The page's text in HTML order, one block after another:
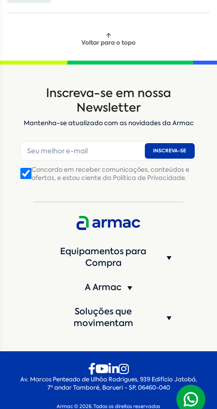
Voltar para o topo
Inscreva-se em nossa
Newsletter
Mantenha-se atualizado com as novidades da Armac
INSCREVA-SE
Concordo em receber comunicações, conteúdos e
ofertas, e estou ciente da Política de Privacidade.
Equipamentos para
Compra
A Armac
Soluções que
movimentam
Av. Marcos Penteado de Ulhôa Rodrigues, 939 Edifício Jatobá,
7º andar Tamboré, Barueri - SP, 06460-040
Armac © 2026. Todos os direitos reservados
Locação Compra de seminovos
E-mail*
Número de telefone
CNPJ Inscrição Estadual(Produtor Rural)
CNPJ da empresa/ CPF - Produtor rural*
Máquina de interesse*
Qual o período de locação? *